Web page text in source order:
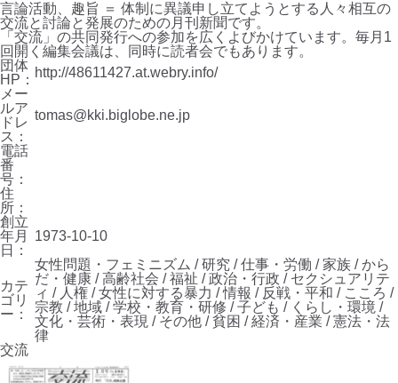
言論活動、趣旨 ＝ 体制に異議申し立てようとする人々相互の
交流と討論と発展のための月刊新聞です。
「交流」の共同発行への参加を広くよびかけています。毎月1
回開く編集会議は、同時に読者会でもあります。
団体
HP： http://48611427.at.webry.info/
メー
ルア
ドレ
ス：
tomas@kki.biglobe.ne.jp
電話
番
号：
住
所：
創立
年月
日：
1973-10-10
カテ
ゴリ
ー：
女性問題・フェミニズム / 研究 / 仕事・労働 / 家族 / から
だ・健康 / 高齢社会 / 福祉 / 政治・行政 / セクシュアリテ
ィ / 人権 / 女性に対する暴力 / 情報 / 反戦・平和 / こころ /
宗教 / 地域 / 学校・教育・研修 / 子ども / くらし・環境 /
文化・芸術・表現 / その他 / 貧困 / 経済・産業 / 憲法・法
律
交流